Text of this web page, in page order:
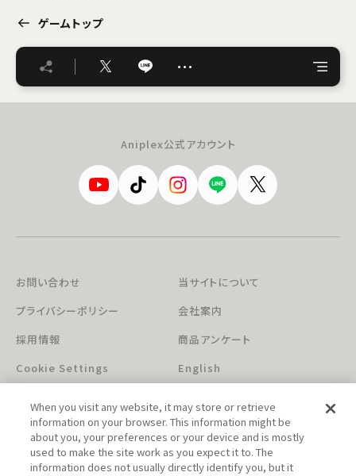
ゲームトップ
…
Aniplex公式アカウント
お問い合わせ
当サイトについて
プライバシーポリシー
会社案内
採用情報
商品アンケート
Cookie Settings
English
When you visit any website, it may store or retrieve
information on your browser. This information might be
about you, your preferences or your device and is mostly
used to make the site work as you expect it to. The
information does not usually directly identify you, but it